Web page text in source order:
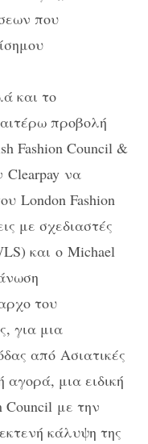
που
και το
προβολή
Fashion Council &
Clearpay να
London Fashion
με σχεδιαστές
) και ο Michael
του
για μια
από Ασιατικές
μια ειδική
Council με την
κάλυψη της